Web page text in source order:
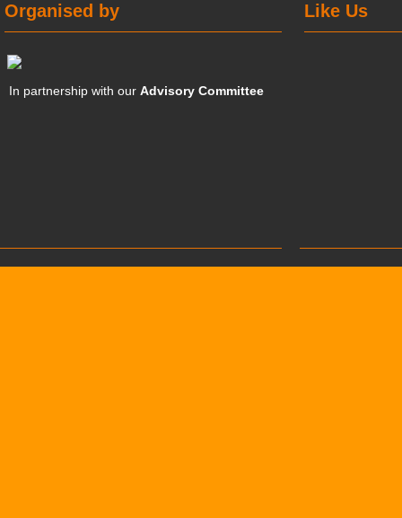
Like Us
Organised by
In partnership with ourAdvisory Committee